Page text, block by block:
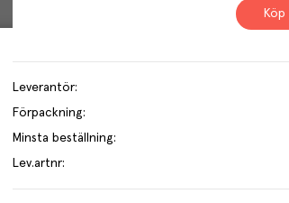
Köp
Leverantör:
Förpackning:
Minsta beställning:
Lev.artnr: